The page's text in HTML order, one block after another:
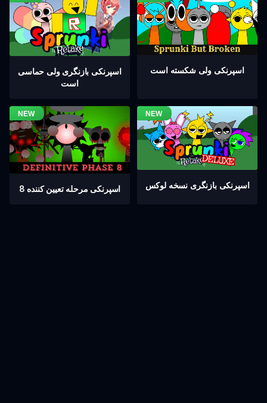
اسپرنکی بازنگری ولی حماسی
است
اسپرنکی ولی شکسته است
اسپرنکی مرحله تعیین کننده 8 اسپرنکی بازنگری نسخه لوکس